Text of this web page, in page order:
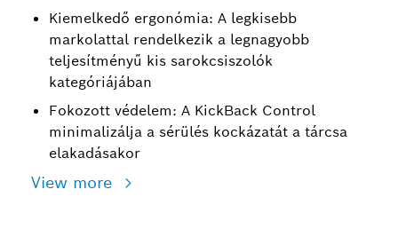
Kiemelkedő ergonómia: A legkisebb
markolattal rendelkezik a legnagyobb
teljesítményű kis sarokcsiszolók
kategóriájában
Fokozott védelem: A KickBack Control
minimalizálja a sérülés kockázatát a tárcsa
elakadásakor
View more